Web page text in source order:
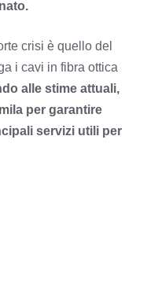
crisi è quello del
i cavi in fibra ottica
alle stime attuali,
per garantire
servizi utili per